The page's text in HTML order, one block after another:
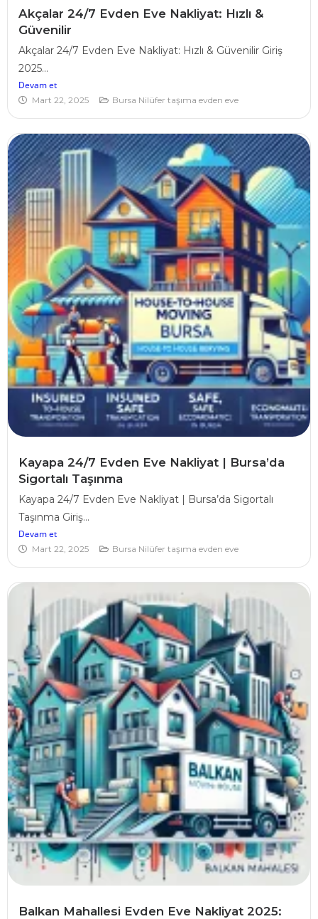
Akçalar 24/7 Evden Eve Nakliyat: Hızlı &
Güvenilir
Akçalar 24/7 Evden Eve Nakliyat: Hızlı & Güvenilir Giriş
2025...
Devam et
Mart 22, 2025 Bursa Nilüfer taşıma evden eve
Kayapa 24/7 Evden Eve Nakliyat | Bursa’da
Sigortalı Taşınma
Kayapa 24/7 Evden Eve Nakliyat | Bursa’da Sigortalı
Taşınma Giriş...
Devam et
Mart 22, 2025 Bursa Nilüfer taşıma evden eve
Balkan Mahallesi Evden Eve Nakliyat 2025: